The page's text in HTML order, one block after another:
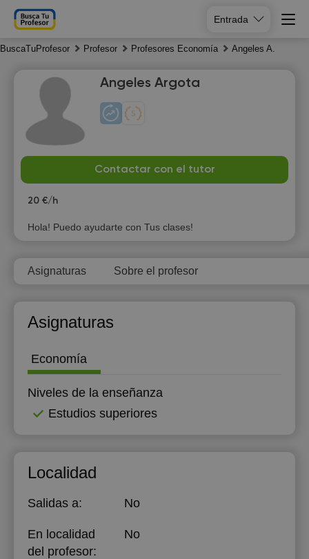
Entrada
BuscaTuProfesor Profesor Profesores Economía Angeles A.
Angeles Argota
Contactar con el tutor
20 €/h
Hola! Puedo ayudarte con Tus clases!
Asignaturas Sobre el profesor
Asignaturas
Economía
Niveles de la enseñanza
Estudios superiores
Localidad
Salidas a: No
En localidad
del profesor:
No
6
Fr
7
Sa
8
9